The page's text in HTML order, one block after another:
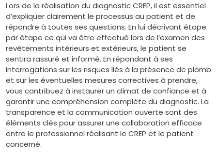
Lors de la réalisation du diagnostic CREP, il est essentiel
d’expliquer clairement le processus au patient et de
répondre à toutes ses questions. En lui décrivant étape
par étape ce qui va être effectué lors de l’examen des
revêtements intérieurs et extérieurs, le patient se
sentira rassuré et informé. En répondant à ses
interrogations sur les risques liés à la présence de plomb
et sur les éventuelles mesures correctives à prendre,
vous contribuez à instaurer un climat de confiance et à
garantir une compréhension complète du diagnostic. La
transparence et la communication ouverte sont des
éléments clés pour assurer une collaboration efficace
entre le professionnel réalisant le CREP et le patient
concerné.